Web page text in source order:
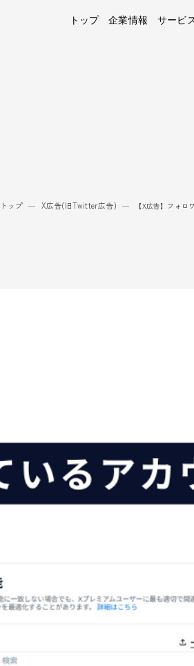
トップ 企業情報 サービ
トップ — X広告(旧Twitter広告) — 【X広告】フォロ